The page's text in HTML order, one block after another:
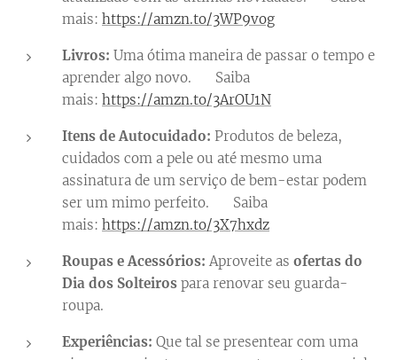
mais: https://amzn.to/3WP9vog
Livros: Uma ótima maneira de passar o tempo e
aprender algo novo. 👉 Saiba
mais: https://amzn.to/3ArOU1N
Itens de Autocuidado: Produtos de beleza,
cuidados com a pele ou até mesmo uma
assinatura de um serviço de bem-estar podem
ser um mimo perfeito. 👉 Saiba
mais: https://amzn.to/3X7hxdz
Roupas e Acessórios: Aproveite as ofertas do
Dia dos Solteiros para renovar seu guarda-
roupa.
Experiências: Que tal se presentear com uma